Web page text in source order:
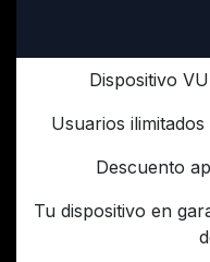
Dispositivo
Usuarios
Descuento
Tu dispositivo en